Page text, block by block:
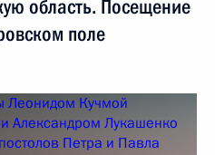
область. Посещение
поле